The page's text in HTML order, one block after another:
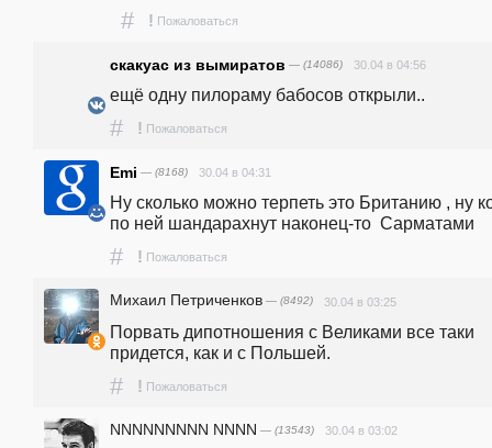
# ! Пожаловаться
скакуас из вымиратов — (14086) 30.04 в 04:56
ещё одну пилораму бабосов открыли..
# ! Пожаловаться
Emi — (8168) 30.04 в 04:31
Ну сколько можно терпеть это Британию , ну
по ней шандарахнут наконец-то  Сарматами
# ! Пожаловаться
Михаил Петриченков — (8492) 30.04 в 03:25
Порвать дипотношения с Великами все таки
придется, как и с Польшей.
# ! Пожаловаться
NNNNNNNNN NNNN — (13543) 30.04 в 03:02